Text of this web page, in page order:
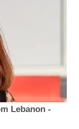
Lebanon -